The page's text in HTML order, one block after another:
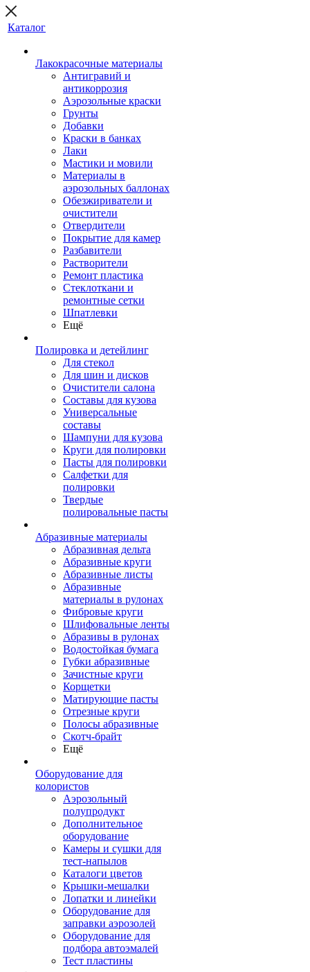
Каталог
Лакокрасочные материалы
Антигравий и
антикоррозия
Аэрозольные краски
Грунты
Добавки
Краски в банках
Лаки
Мастики и мовили
Материалы в
аэрозольных баллонах
Обезжириватели и
очистители
Отвердители
Покрытие для камер
Разбавители
Растворители
Ремонт пластика
Стеклоткани и
ремонтные сетки
Шпатлевки
Ещё
Полировка и детейлинг
Для стекол
Для шин и дисков
Очистители салона
Составы для кузова
Универсальные
составы
Шампуни для кузова
Круги для полировки
Пасты для полировки
Салфетки для
полировки
Твердые
полировальные пасты
Абразивные материалы
Абразивная дельта
Абразивные круги
Абразивные листы
Абразивные
материалы в рулонах
Фибровые круги
Шлифовальные ленты
Абразивы в рулонах
Водостойкая бумага
Губки абразивные
Зачистные круги
Корщетки
Матирующие пасты
Отрезные круги
Полосы абразивные
Скотч-брайт
Ещё
Оборудование для
колористов
Аэрозольный
полупродукт
Дополнительное
оборудование
Камеры и сушки для
тест-напылов
Каталоги цветов
Крышки-мешалки
Лопатки и линейки
Оборудование для
заправки аэрозолей
Оборудование для
подбора автоэмалей
Тест пластины